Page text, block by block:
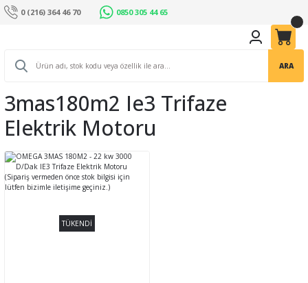
0 (216) 364 46 70 0850 305 44 65
ARA
3mas180m2 Ie3 Trifaze
Elektrik Motoru
TÜKENDİ